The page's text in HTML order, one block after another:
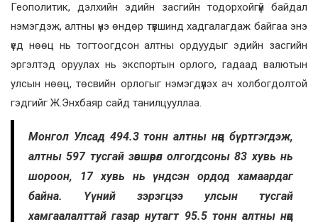
Геополитик, дэлхийн эдийн засгийн тодорхойгүй байдал
нэмэгдэж, алтны үнэ өндөр түвшинд хадгалагдаж байгаа энэ
үед нөөц нь тогтоогдсон алтны ордуудыг эдийн засгийн
эргэлтэд оруулах нь экспортын орлого, гадаад валютын
улсын нөөц, төсвийн орлогыг нэмэгдүүлэх ач холбогдолтой
гэдгийг Ж.Энхбаяр сайд танилцууллаа.
Монгол Улсад 494.3 тонн алтны нөөц бүртгэгдэж,
алтны 597 тусгай зөвшөөрөл олгогдсоны 83 хувь нь
шороон, 17 хувь нь үндсэн ордод хамаардаг
байна. Үүний зэрэгцээ улсын тусгай
хамгаалалттай газар нутагт 95.5 тонн алтны нөөц